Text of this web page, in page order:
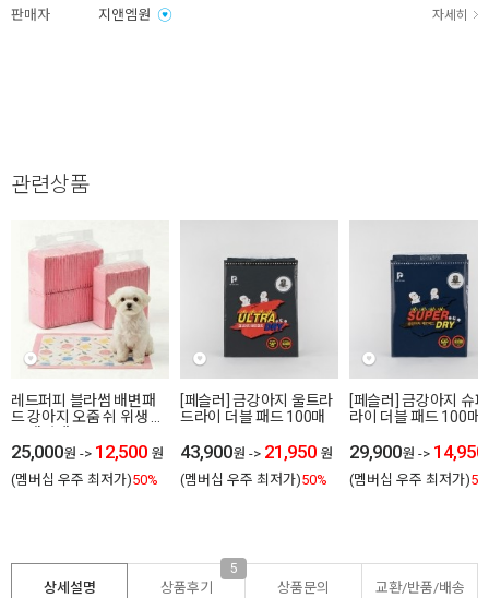
판매자 지앤엠원 자세히
관련상품
레드퍼피 블라썸 배변패
드 강아지 오줌 쉬 위생 청
25,000원 -> 12,500 원
(멤버십 우주 최저가)50%
[페슬러] 금강아지 울트라
드라이 더블 패드 100매
43,900원 -> 21,950 원
(멤버십 우주 최저가)50%
[페슬러] 금강아지 슈
라이 더블 패드 100매
29,900원 -> 14,950
(멤버십 우주 최저가)
상세설명 상품후기
5
상품문의 교환/반품/배송